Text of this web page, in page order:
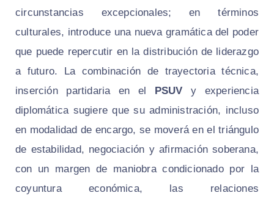
circunstancias excepcionales; en términos
culturales, introduce una nueva gramática del poder
que puede repercutir en la distribución de liderazgo
a futuro. La combinación de trayectoria técnica,
inserción partidaria en el PSUV y experiencia
diplomática sugiere que su administración, incluso
en modalidad de encargo, se moverá en el triángulo
de estabilidad, negociación y afirmación soberana,
con un margen de maniobra condicionado por la
coyuntura económica, las relaciones